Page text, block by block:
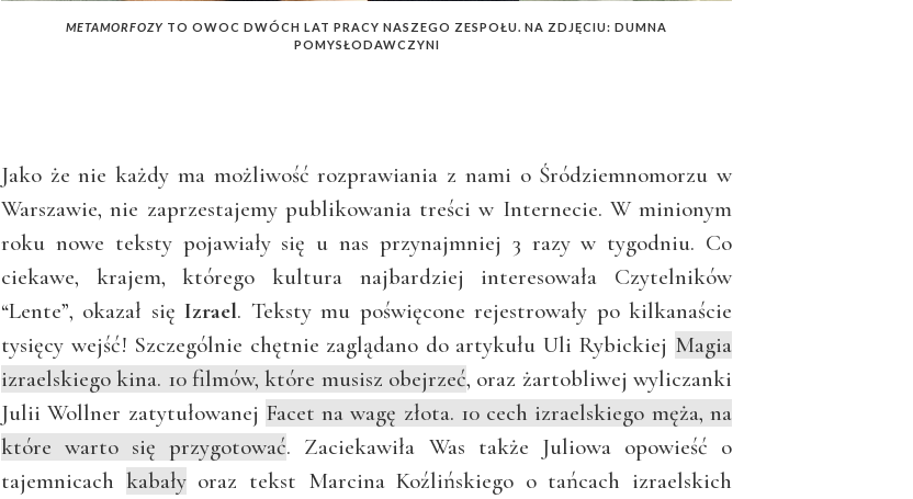
METAMORFOZY TO OWOC DWÓCH LAT PRACY NASZEGO ZESPOŁU. NA ZDJĘCIU: DUMNA
POMYSŁODAWCZYNI
Jako że nie każdy ma możliwość rozprawiania z nami o Śródziemnomorzu w
Warszawie, nie zaprzestajemy publikowania treści w Internecie. W minionym
roku nowe teksty pojawiały się u nas przynajmniej 3 razy w tygodniu. Co
ciekawe, krajem, którego kultura najbardziej interesowała Czytelników
“Lente”, okazał sięIzrael. Teksty mu poświęcone rejestrowały po kilkanaście
tysięcy wejść! Szczególnie chętnie zaglądano do artykułu Uli Rybickiej Magia
izraelskiego kina. 10 filmów, które musisz obejrzeć, oraz żartobliwej wyliczanki
Julii Wollner zatytułowanej Facet na wagę złota. 10 cech izraelskiego męża, na
które warto się przygotować. Zaciekawiła Was także Juliowa opowieść o
tajemnicach kabałyoraz tekst Marcina Koźlińskiego o tańcach izraelskich